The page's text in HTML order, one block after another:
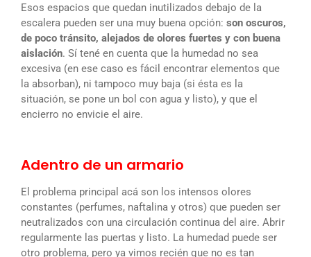
Esos espacios que quedan inutilizados debajo de la
escalera pueden ser una muy buena opción: son oscuros,
de poco tránsito, alejados de olores fuertes y con buena
aislación. Sí tené en cuenta que la humedad no sea
excesiva (en ese caso es fácil encontrar elementos que
la absorban), ni tampoco muy baja (si ésta es la
situación, se pone un bol con agua y listo), y que el
encierro no envicie el aire.
Adentro de un armario
El problema principal acá son los intensos olores
constantes (perfumes, naftalina y otros) que pueden ser
neutralizados con una circulación continua del aire. Abrir
regularmente las puertas y listo. La humedad puede ser
otro problema, pero ya vimos recién que no es tan